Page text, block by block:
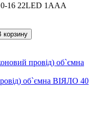
16 22LED 1AAA
корзину
об`ємна ВІЯЛО 40